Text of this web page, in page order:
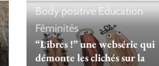
Body positiveEducation
Féminités
“Libres !” une websérie qui
démonte les clichés sur la